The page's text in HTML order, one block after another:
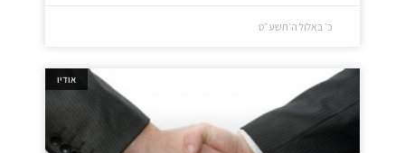
כ׳ באלול ה׳תשע״ט
אודיו